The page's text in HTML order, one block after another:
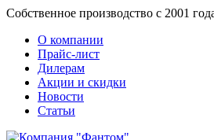
Собственное производство с 2001
О компании
Прайс-лист
Дилерам
Акции и скидки
Новости
Статьи